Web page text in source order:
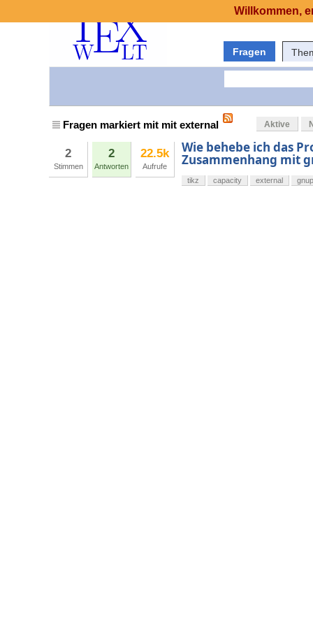
Fragen
Fragen markiert mit mit external Aktive
2
Stimmen
2
Antworten
22.5k
Aufrufe
Wie behebe ich das
Zusammenhang mit
tikz capacity external
Willkommen,